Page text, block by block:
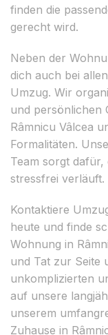
finden die
gerecht wird.
Neben der
dich auch bei
Umzug. Wir
und persönlichen
Râmnicu Vâlcea
Formalitäten.
Team sorgt dafür,
stressfrei verläuft.
Kontaktiere
heute und finde
Wohnung in
und Tat zur Seite
unkomplizierten
auf unsere
unserem
Zuhause in